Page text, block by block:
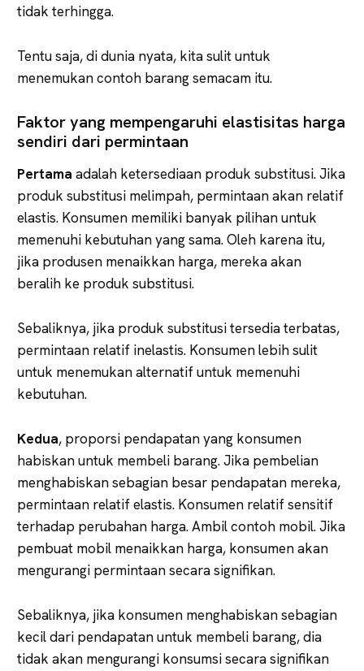
tidak terhingga.
Tentu saja, di dunia nyata, kita sulit untuk
menemukan contoh barang semacam itu.
Faktor yang mempengaruhi elastisitas harga
sendiri dari permintaan
Pertama adalah ketersediaan produk substitusi. Jika
produk substitusi melimpah, permintaan akan relatif
elastis. Konsumen memiliki banyak pilihan untuk
memenuhi kebutuhan yang sama. Oleh karena itu,
jika produsen menaikkan harga, mereka akan
beralih ke produk substitusi.
Sebaliknya, jika produk substitusi tersedia terbatas,
permintaan relatif inelastis. Konsumen lebih sulit
untuk menemukan alternatif untuk memenuhi
kebutuhan.
Kedua, proporsi pendapatan yang konsumen
habiskan untuk membeli barang. Jika pembelian
menghabiskan sebagian besar pendapatan mereka,
permintaan relatif elastis. Konsumen relatif sensitif
terhadap perubahan harga. Ambil contoh mobil. Jika
pembuat mobil menaikkan harga, konsumen akan
mengurangi permintaan secara signifikan.
Sebaliknya, jika konsumen menghabiskan sebagian
kecil dari pendapatan untuk membeli barang, dia
tidak akan mengurangi konsumsi secara signifikan